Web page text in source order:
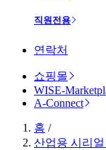
직원전용
연락처
쇼핑몰
WISE-
A-Connect
홈 /
산업용 시리